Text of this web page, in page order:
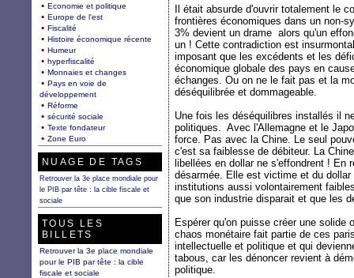
Il était absurde d'ouvrir totalement le
frontières économiques dans un non-
3% devient un drame alors qu'un
un ! Cette contradiction est
imposant que les excédents et les
économique globale des pays en
échanges. Ou on ne le fait pas et la
déséquilibrée et dommageable.
Une fois les déséquilibres installés il
politiques. Avec l'Allemagne et le
force. Pas avec la Chine. Le seul
c'est sa faiblesse de débiteur. La
libellées en dollar ne s'effondrent ! En
désarmée. Elle est victime et du
institutions aussi volontairement
que son industrie disparait et que les
Espérer qu'on puisse créer une solide
chaos monétaire fait partie de ces
intellectuelle et politique et qui
tabous, car les dénoncer revient à
politique.
Economie et politique
Europe de l'est
Fiscalité
Histoire économique récente
Humeur
hyperfiscalité
Monnaies et changes
Pays en voie de
développement
Réforme
sécurité sociale
Texte fondateur
Zone Euro
NUAGE DE TAGS
Retrouver la 3e place mondiale pour
le PIB par tête : la cible fiscale et
sociale
TOUS LES
BILLETS
Retrouver la 3e place mondiale
pour le PIB par tête : la cible
fiscale et sociale